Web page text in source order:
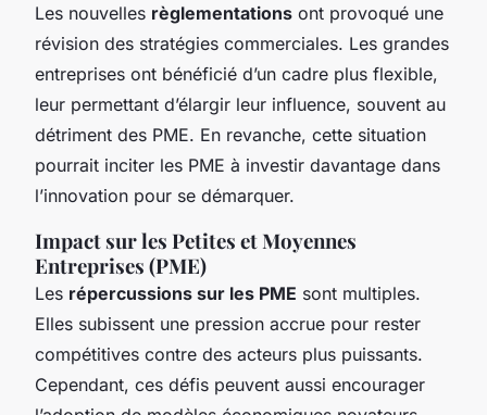
Les nouvelles règlementations ont provoqué une
révision des stratégies commerciales. Les grandes
entreprises ont bénéficié d’un cadre plus flexible,
leur permettant d’élargir leur influence, souvent au
détriment des PME. En revanche, cette situation
pourrait inciter les PME à investir davantage dans
l’innovation pour se démarquer.
Impact sur les Petites et Moyennes
Entreprises (PME)
Les répercussions sur les PME sont multiples.
Elles subissent une pression accrue pour rester
compétitives contre des acteurs plus puissants.
Cependant, ces défis peuvent aussi encourager